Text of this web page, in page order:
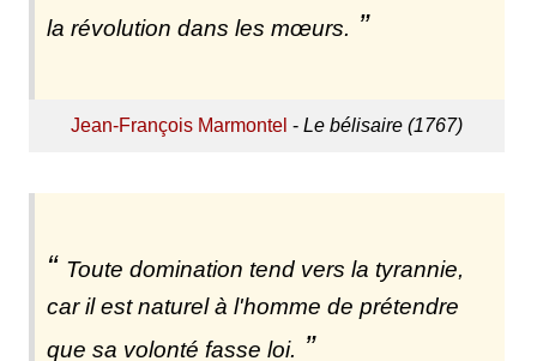
la révolution dans les mœurs.
Jean-François Marmontel - Le bélisaire (1767)
Toute domination tend vers la tyrannie,
car il est naturel à l'homme de prétendre
que sa volonté fasse loi.